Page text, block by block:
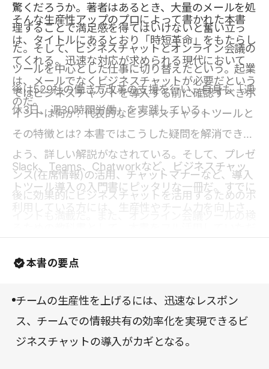
驚くだろうか。著者はあるとき、大量のメールを処
理することで満足感を得てはいけないと奮い立っ
た。そして、ビジネスチャットとオンライン会議の
ツールを中心とした仕事に切り替えたという。起業
後は529社の働き方改革の支援を行い、自身も「週
休3日、週30時間労働」を実践している。
そんな生産性アップのプロによって書かれた本書
は、タイトルにあるとおり「時短革命」をもたらし
てくれる。迅速な対応が求められる現代において
は、メールでなくビジネスチャットが必要だという
のだ。
ではビジネスチャットを導入する前に確認すべきポ
イントは何か? 代表的なビジネスチャットツールと
その特徴とは? 本書ではこうした疑問を解消できる
よう、詳しい解説がなされている。そして、プレゼ
ンス(在席情報)の活用、チャットマナーなど、導入
後に効果的にビジネスチャットを活用するためのポ
討基準や活用方法、トラブル対処法も紹介されてい
る。こうしたツールを社内に浸透させれば、コロナ
立つはずだ。
Slack、Teams、Chatworkなど、ビジネスチャッ
トツール導入の入門書にピッタリな一冊だ。すでに
利用している方には、生産性やチーム力を向上させ
本書の要点
チームの生産性を上げるには、迅速なレスポン
ス、チームでの情報共有の効率化を実現できるビ
ジネスチャットの導入がカギとなる。